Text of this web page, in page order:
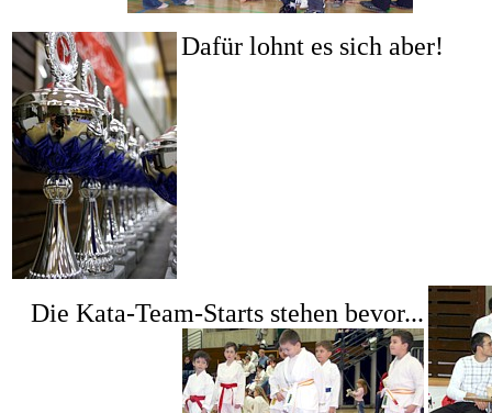
Dafür lohnt es sich aber!
Die Kata-Team-Starts stehen bevor...